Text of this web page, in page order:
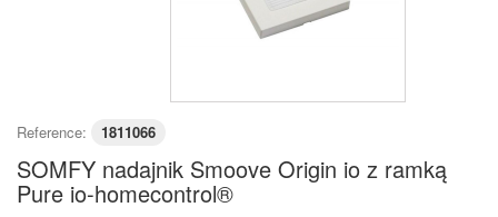
Reference: 1811066
SOMFY nadajnik Smoove Origin io z ramką
Pure io-homecontrol®